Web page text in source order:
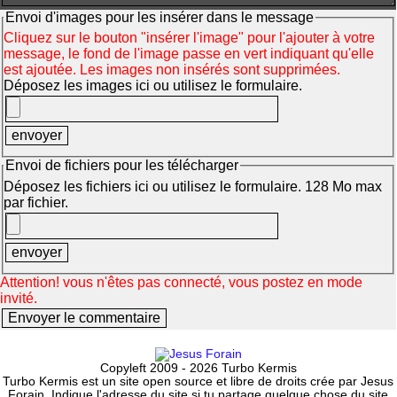
Envoi d'images pour les insérer dans le message
Cliquez sur le bouton "insérer l'image" pour l'ajouter à votre
message, le fond de l'image passe en vert indiquant qu'elle
est ajoutée. Les images non insérés sont supprimées.
Déposez les images ici ou utilisez le formulaire.
Envoi de fichiers pour les télécharger
Déposez les fichiers ici ou utilisez le formulaire. 128 Mo max
par fichier.
Attention! vous n'êtes pas connecté, vous postez en mode
invité.
Copyleft 2009 - 2026 Turbo Kermis
Turbo Kermis est un site open source et libre de droits crée par Jesus